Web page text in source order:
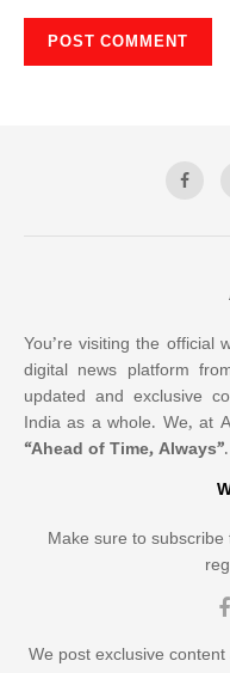
You’re visiting the official
digital news platform
updated and exclusive
India as a whole. We, at
“Ahead of Time, Always”.
Make sure to
We post exclusive